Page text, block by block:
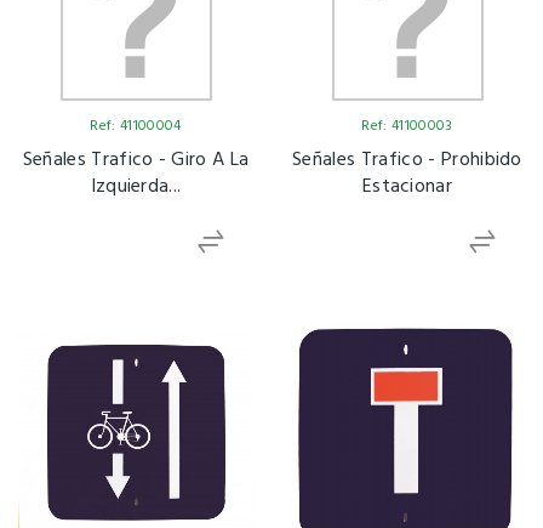
Ref: 41100004
Señales Trafico - Giro A La
Izquierda...
Ref: 41100003
Señales Trafico - Prohibido
Estacionar